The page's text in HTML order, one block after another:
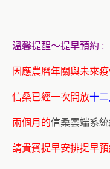
溫馨提醒～提早預約 :
因應農曆年關與未來
信桑已經一次開放十
兩個月的信桑雲端系
請貴賓提早安排提早